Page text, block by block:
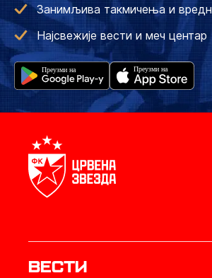
Занимљива такмичења и
Најсвежије вести и меч центар
Вести